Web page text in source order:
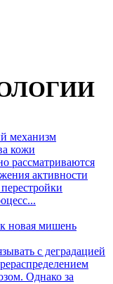
механизм
кожи
рассматриваются
активности
новая мишень
с деградацией
Однако за